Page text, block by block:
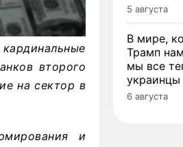
второго
на сектор в
и
5 августа
В мире,
Трамп
мы все
украинцы
6 августа